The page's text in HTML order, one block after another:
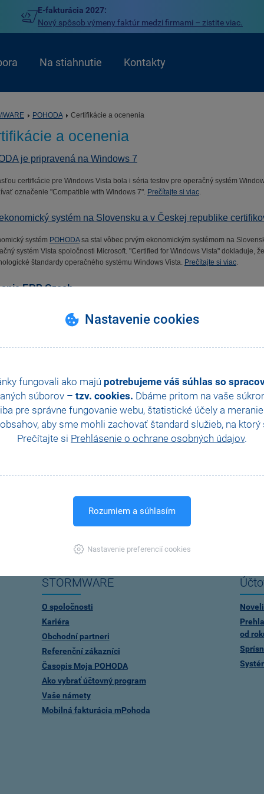
Nastavenie cookies
fungovali ako majú potrebujeme váš súhlas so
súborov – tzv. cookies. Dbáme pritom na vaše
pre správne fungovanie webu, štatistické účely a
aby sme mohli zachovať štandard služieb, na ktorý
Prečítajte si Prehlásenie o ochrane osobných údajov.
Rozumiem a súhlasím
Nastavenie preferencií cookies
E-fakturácia 2027:
Nový spôsob výmeny faktúr medzi firmami – zistite viac.
Na stiahnutie Kontakty
POHODA Certifikácie a ocenenia
a ocenenia
je pripravená na Windows 7
certifkácie pre Windows Vista bola i séria testov pre operačný systém
označenie "Compatible with Windows 7". Prečítajte si viac.
systém na Slovensku a v Českej republike
systém POHODAsa stal vôbec prvým ekonomickým systémom na
systém Vista spoločnosti Microsoft. "Certified for Windows Vista" dokladuje,
štandardy operačného systému Windows Vista. Prečítajte si viac.
ERP Czech
bol v roku 2004 vyhlásený ako "Ekonomický a účtovný
Prečítajte si viac.
akosti produktu POHODA 2003
2003.
Ministerstvom informatiky ČR.Prečítajte si viac.
Zákaznícka podpora
02 59 429 959
Online
konzultácie
STORMWARE
O spoločnosti
Kariéra
Obchodní partneri
Referenční zákazníci
Časopis Moja POHODA
Ako vybrať účtovný program
Vaše námety
Mobilná fakturácia mPohoda
od